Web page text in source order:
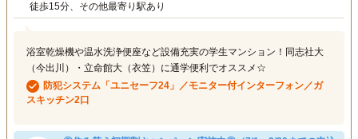
徒歩15分、その他最寄り駅あり
浴室乾燥機や温水洗浄便座など設備充実の学生マンション！同志社大
（今出川）・立命館大（衣笠）に通学便利でオススメ☆
防犯システム「ユニセーフ24」／モニター付インターフォン／ガ
スキッチン2口